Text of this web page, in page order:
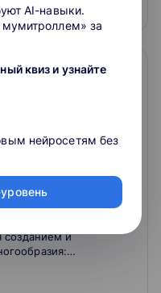
На сайт курса
digital
и mini-
созданием и
дизайнеры,
AI-навыки.
за
квиз и узнайте
нейросетям без